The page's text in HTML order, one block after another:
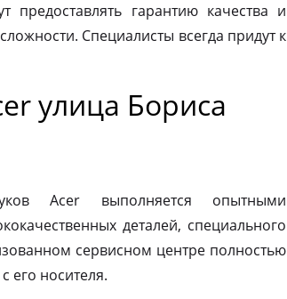
предоставлять гарантию качества и
Специалисты всегда придут к
улица Бориса
Acer выполняется опытными
деталей, специального
сервисном центре полностью
его носителя.